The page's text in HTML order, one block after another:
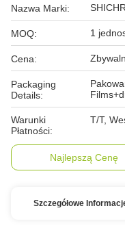
Nazwa Marki:
MOQ: 1
Cena:
Packaging
Details:
Warunki
Płatności:
T/T,
Najlepszą Cenę
Szczegółowe